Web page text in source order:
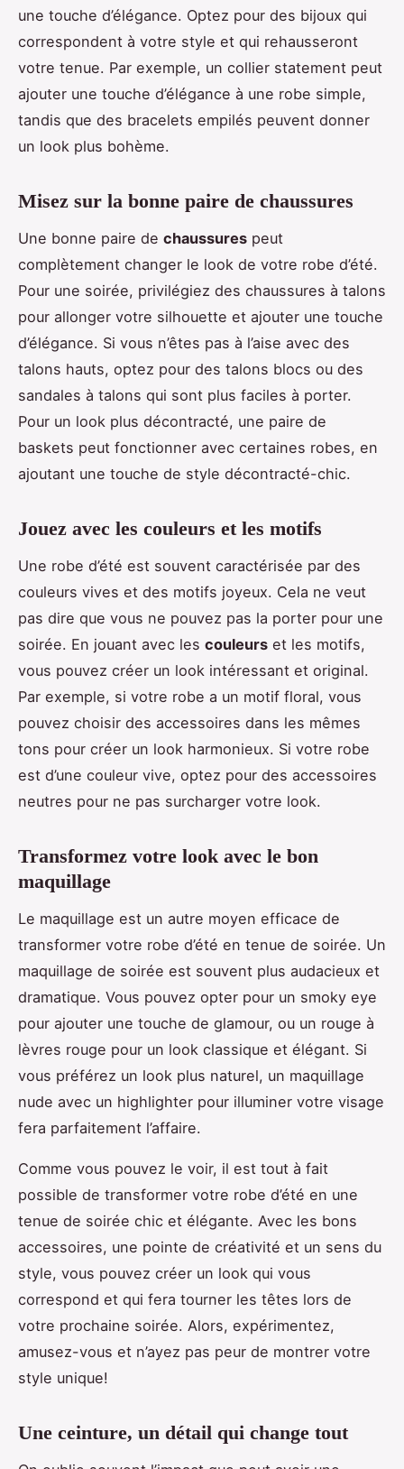
une touche d’élégance. Optez pour des bijoux qui
correspondent à votre style et qui rehausseront
votre tenue. Par exemple, un collier statement peut
ajouter une touche d’élégance à une robe simple,
tandis que des bracelets empilés peuvent donner
un look plus bohème.
Misez sur la bonne paire de chaussures
Une bonne paire de chaussures peut
complètement changer le look de votre robe d’été.
Pour une soirée, privilégiez des chaussures à talons
pour allonger votre silhouette et ajouter une touche
d’élégance. Si vous n’êtes pas à l’aise avec des
talons hauts, optez pour des talons blocs ou des
sandales à talons qui sont plus faciles à porter.
Pour un look plus décontracté, une paire de
baskets peut fonctionner avec certaines robes, en
ajoutant une touche de style décontracté-chic.
Jouez avec les couleurs et les motifs
Une robe d’été est souvent caractérisée par des
couleurs vives et des motifs joyeux. Cela ne veut
pas dire que vous ne pouvez pas la porter pour une
soirée. En jouant avec les couleurs et les motifs,
vous pouvez créer un look intéressant et original.
Par exemple, si votre robe a un motif floral, vous
pouvez choisir des accessoires dans les mêmes
tons pour créer un look harmonieux. Si votre robe
est d’une couleur vive, optez pour des accessoires
neutres pour ne pas surcharger votre look.
Transformez votre look avec le bon
maquillage
Le maquillage est un autre moyen efficace de
transformer votre robe d’été en tenue de soirée. Un
maquillage de soirée est souvent plus audacieux et
dramatique. Vous pouvez opter pour un smoky eye
pour ajouter une touche de glamour, ou un rouge à
lèvres rouge pour un look classique et élégant. Si
vous préférez un look plus naturel, un maquillage
nude avec un highlighter pour illuminer votre visage
fera parfaitement l’affaire.
Comme vous pouvez le voir, il est tout à fait
possible de transformer votre robe d’été en une
tenue de soirée chic et élégante. Avec les bons
accessoires, une pointe de créativité et un sens du
style, vous pouvez créer un look qui vous
correspond et qui fera tourner les têtes lors de
votre prochaine soirée. Alors, expérimentez,
amusez-vous et n’ayez pas peur de montrer votre
style unique!
Une ceinture, un détail qui change tout